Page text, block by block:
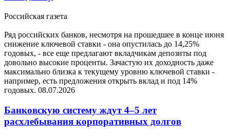
Российская газета
Ряд российских банков, несмотря на прошедшее в конце июня
снижение ключевой ставки - она опустилась до 14,25%
годовых, - все еще предлагают вкладчикам депозиты под
довольно высокие проценты. Зачастую их доходность даже
максимально близка к текущему уровню ключевой ставки -
например, есть предложения открыть вклад и под 14%
годовых. 08.07.2026
Банковскую систему ждут 4–5 лет
расхлебывания корпоративных долгов